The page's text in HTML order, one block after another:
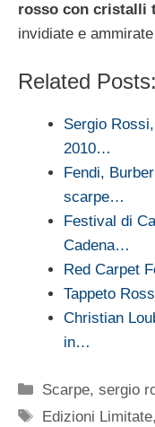
rosso con cristalli
invidiate e
Related Posts:
Sergio
2010…
Fendi,
scarpe…
Festival di
Cadena…
Red Carpet
Tappeto
Christian
in…
Categorie
Scarpe,sergio
Tag
Edizioni Limitate,